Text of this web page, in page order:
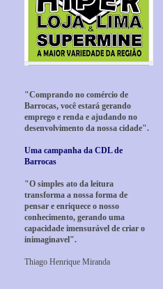
"Comprando no comércio de
Barrocas, você estará gerando
emprego e renda e ajudando no
desenvolvimento da nossa cidade".
Uma campanha da CDL de
Barrocas
"O simples ato da leitura
transforma a nossa forma de
pensar e enriquece o nosso
conhecimento, gerando uma
capacidade imensurável de criar o
inimaginavel".
Thiago Henrique Miranda